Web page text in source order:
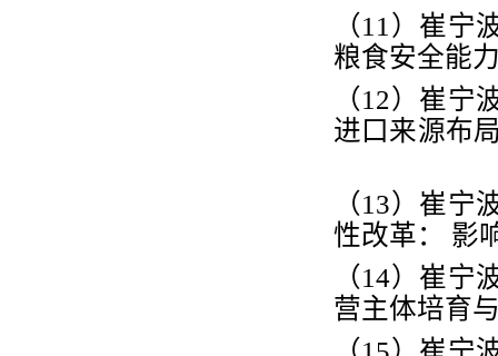
（11 ）崔宁
粮食安全能
（12）崔宁
进口来源布
（13）崔宁
性改革： 影
（14）崔宁
营主体培育